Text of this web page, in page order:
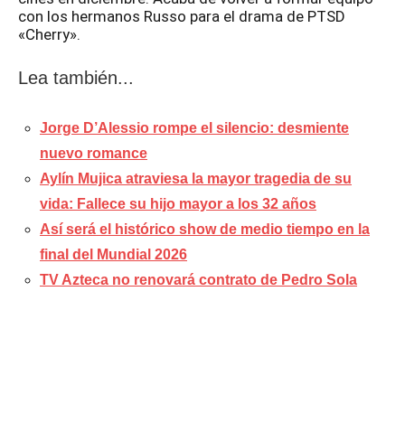
con los hermanos Russo para el drama de PTSD
«Cherry».
Lea también...
Jorge D’Alessio rompe el silencio: desmiente
nuevo romance
Aylín Mujica atraviesa la mayor tragedia de su
vida: Fallece su hijo mayor a los 32 años
Así será el histórico show de medio tiempo en la
final del Mundial 2026
TV Azteca no renovará contrato de Pedro Sola